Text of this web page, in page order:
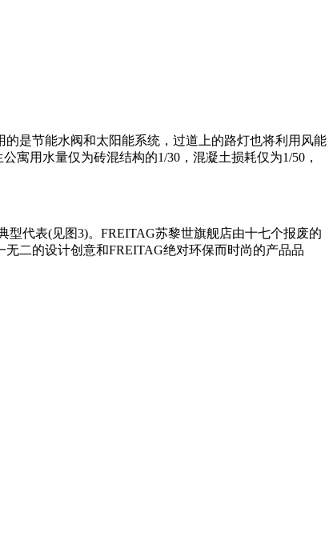
是节能水阀和太阳能系统，过道上的路灯也将利用风能
寓用水量仅为砖混结构的1/30，混凝土损耗仅为1/50，
代表(见图3)。FREITAG苏黎世旗舰店由十七个报废的
二的设计创意和FREITAG绝对环保而时尚的产品品